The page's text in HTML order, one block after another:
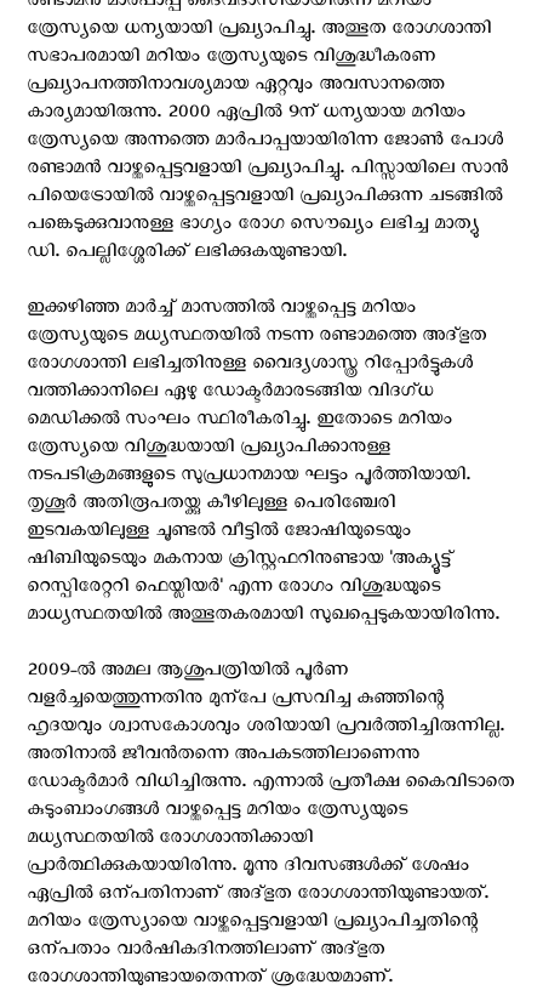
ത്രേസ്യയെ ധന്യയായി പ്രഖ്യാപിച്ചു. അത്ഭുത രോഗശാന്തി
സഭാപരമായി മറിയം ത്രേസ്യയുടെ വിശുദ്ധീകരണ
പ്രഖ്യാപനത്തിനാവശ്യമായ ഏറ്റവും അവസാനത്തെ
കാര്യമായിരുന്നു. 2000 ഏപ്രില്‍ 9ന് ധന്യയായ മറിയം
ത്രേസ്യയെ അന്നത്തെ മാര്‍പാപ്പയായിരിന്ന ജോണ്‍ പോള്‍
രണ്ടാമന്‍ വാഴ്ത്തപ്പെട്ടവളായി പ്രഖ്യാപിച്ചു. പിസ്സായിലെ സാന്‍
പിയെട്രോയില്‍ വാഴ്ത്തപ്പെട്ടവളായി പ്രഖ്യാപിക്കുന്ന ചടങ്ങില്‍
പങ്കെടുക്കുവാനുള്ള ഭാഗ്യം രോഗ സൌഖ്യം ലഭിച്ച മാത്യു
ഡി. പെല്ലിശ്ശേരിക്ക് ലഭിക്കുകയുണ്ടായി.
ഇക്കഴിഞ്ഞ മാര്‍ച്ച് മാസത്തില്‍ വാഴ്ത്തപ്പെട്ട മറിയം
ത്രേസ്യയുടെ മധ്യസ്ഥതയില്‍ നടന്ന രണ്ടാമത്തെ അദ്ഭുത
രോഗശാന്തി ലഭിച്ചതിനുള്ള വൈദ്യശാസ്ത്ര റിപ്പോര്‍ട്ടുകള്‍
വത്തിക്കാനിലെ ഏഴു ഡോക്ടര്‍മാരടങ്ങിയ വിദഗ്ധ
മെഡിക്കല്‍ സംഘം സ്ഥിരീകരിച്ചു. ഇതോടെ മറിയം
ത്രേസ്യയെ വിശുദ്ധയായി പ്രഖ്യാപിക്കാനുള്ള
നടപടിക്രമങ്ങളുടെ സുപ്രധാനമായ ഘട്ടം പൂര്‍ത്തിയായി.
തൃശൂര്‍ അതിരൂപതയ്ക്കു കീഴിലുള്ള പെരിഞ്ചേരി
ഇടവകയിലുള്ള ചൂണ്ടല്‍ വീട്ടില്‍ ജോഷിയുടെയും
ഷിബിയുടെയും മകനായ ക്രിസ്റ്റഫറിനുണ്ടായ 'അക്യൂട്ട്
റെസ്പിരേറ്ററി ഫെയ്ലിയര്‍' എന്ന രോഗം വിശുദ്ധയുടെ
മാധ്യസ്ഥതയില്‍ അത്ഭുതകരമായി സുഖപ്പെടുകയായിരിന്നു.
2009-ല്‍ അമല ആശുപത്രിയില്‍ പൂര്‍ണ
വളര്‍ച്ചയെത്തുന്നതിനു മുന്‌പേ പ്രസവിച്ച കുഞ്ഞിന്റെ
ഹൃദയവും ശ്വാസകോശവും ശരിയായി പ്രവര്‍ത്തിച്ചിരുന്നില്ല.
അതിനാല്‍ ജീവന്‍തന്നെ അപകടത്തിലാണെന്നു
ഡോക്ടര്‍മാര്‍ വിധിച്ചിരുന്നു. എന്നാല്‍ പ്രതീക്ഷ കൈവിടാതെ
കുടുംബാംഗങ്ങള്‍ വാഴ്ത്തപ്പെട്ട മറിയം ത്രേസ്യയുടെ
മധ്യസ്ഥതയില്‍ രോഗശാന്തിക്കായി
പ്രാര്‍ത്ഥിക്കുകയായിരിന്നു. മൂന്നു ദിവസങ്ങള്‍ക്ക് ശേഷം
ഏപ്രില്‍ ഒന്പതിനാണ് അദ്ഭുത രോഗശാന്തിയുണ്ടായത്.
മറിയം ത്രേസ്യായെ വാഴ്ത്തപ്പെട്ടവളായി പ്രഖ്യാപിച്ചതിന്റെ
ഒന്പതാം വാര്‍ഷികദിനത്തിലാണ് അദ്ഭുത
രോഗശാന്തിയുണ്ടായതെന്നത് ശ്രദ്ധേയമാണ്.